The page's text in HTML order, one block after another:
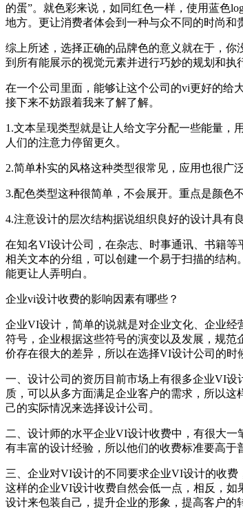
的蛋”。就色彩来说，如同红色一样，使用蓝色
地方。更让消费者体会到一种与众不同的时尚和
综上所述，选择正确的品牌色的意义就在于，你
到所有能展示的视觉元素并进行巧妙的规划和执
在一个公司里面，能够让这个公司的vi更好的给
接下来不妨跟着我来了解了解。
1.文本呈现类型就是让人给文字分配一些能量，
人们的注意力停留更久。
2.简单朴实的风格这种类型很常见，应用也很广
3.配色类型这种很简单，不会展开。重点是颜色
4.注意设计的层次结构据说组织良好的设计具有
在知名VI设计公司，在杂志、时事通讯、书籍
相关文本的分组，可以创建一个易于扫描的结
能更让人弄明白。
企业vi设计收费的影响因素有哪些？
企业VI设计，简单的说就是对企业文化、企业
符号，企业根据这些符号的演变以及发展，规
价存在很大的差异，所以在选择VI设计公司的
一、设计公司的资历目前市场上有很多企业VI
质，可以从多方面满足企业客户的需求，所以
己的实际情况来选择设计公司。
二、设计师的水平企业VI设计收费中，有很大
有丰富的设计经验，所以他们的收费标准要高于
三、企业对VI设计的不同要求企业VI设计的收费
这样的企业VI设计收费自然会低一点，相反，
设计来包装自己，提升企业的形象，提高客户的